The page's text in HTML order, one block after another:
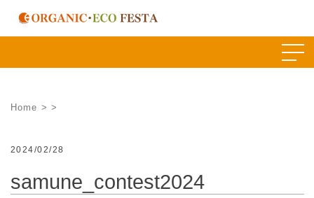
Skip
Home > >
2024/02/28
samune_contest2024